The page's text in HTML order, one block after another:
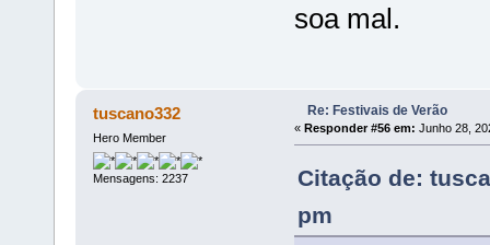
soa mal.
tuscano332
Hero Member
Mensagens: 2237
Re: Festivais de Verão
« Responder #56 em: Junho 28,
Citação de:
pm